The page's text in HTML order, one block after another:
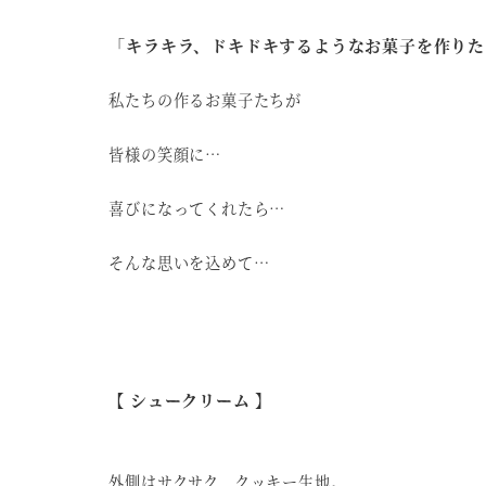
「キラキラ、ドキドキするようなお菓子を作り
私たちの作るお菓子たちが
皆様の笑顔に…
喜びになってくれたら…
そんな思いを込めて…
【 シュークリーム 】
外側はサクサク、クッキー生地。